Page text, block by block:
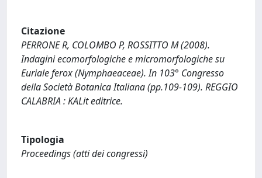
Citazione
PERRONE R, COLOMBO P, ROSSITTO M (2008).
Indagini ecomorfologiche e micromorfologiche su
Euriale ferox (Nymphaeaceae). In 103° Congresso
della Società Botanica Italiana (pp.109-109). REGGIO
CALABRIA : KALit editrice.
Tipologia
Proceedings (atti dei congressi)